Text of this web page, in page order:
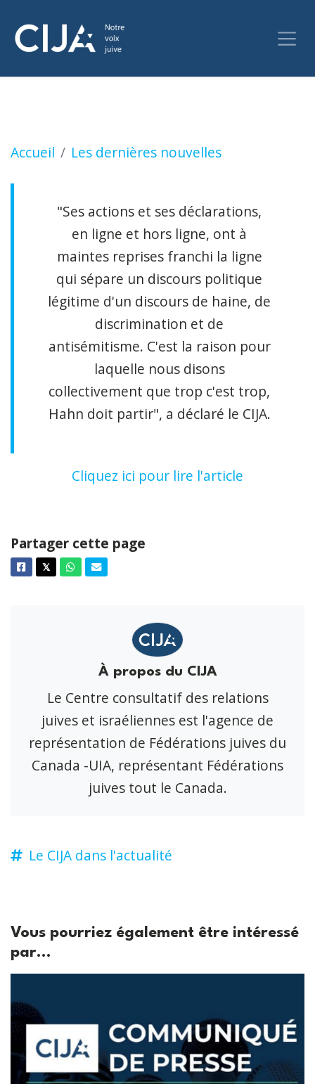
Accueil Les dernières nouvelles
Des manifestants demandent la démission
"Ses actions et ses déclarations,
en ligne et hors ligne, ont à
maintes reprises franchi la ligne
qui sépare un discours politique
légitime d'un discours de haine, de
discrimination et de
antisémitisme. C'est la raison pour
laquelle nous disons
collectivement que trop c'est trop,
Hahn doit partir", a déclaré le CIJA.
Cliquez ici pour lire l'article
Partager cette page
Facebook
𝕏TwitterWhatsappCourriel
À propos du CIJA
Le Centre consultatif des relations
juives et israéliennes est l'agence de
représentation de Fédérations juives du
Canada -UIA, représentant Fédérations
juives tout le Canada.
Le CIJA dans l'actualité
Vous pourriez également être intéressé
par...